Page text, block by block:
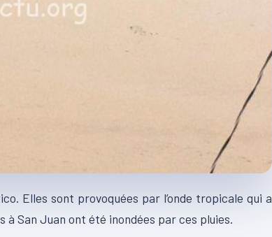
Elles sont provoquées par l’onde tropicale qui a
à San Juan ont été inondées par ces pluies.